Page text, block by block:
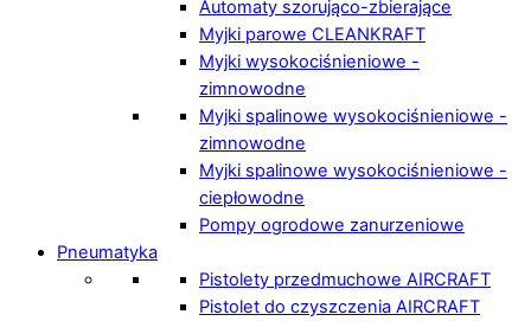
Automaty szorująco-zbierające
Myjki parowe CLEANKRAFT
Myjki wysokociśnieniowe -
zimnowodne
Myjki spalinowe wysokociśnieniowe -
zimnowodne
Myjki spalinowe wysokociśnieniowe -
ciepłowodne
Pompy ogrodowe zanurzeniowe
Pneumatyka
Pistolety przedmuchowe AIRCRAFT
Pistolet do czyszczenia AIRCRAFT